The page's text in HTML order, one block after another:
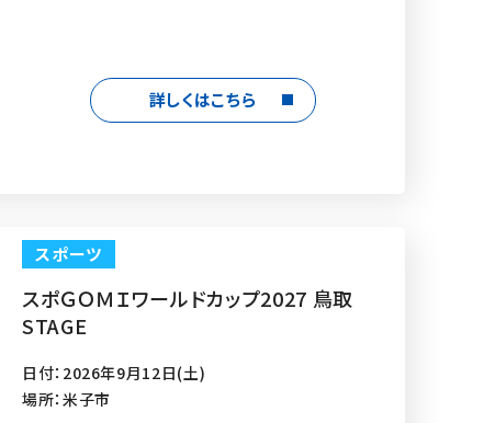
詳しくはこちら
スポーツ
スポＧＯＭＩワールドカップ2027 鳥取
STAGE
日付：2026年9月12日(土)
場所：米子市